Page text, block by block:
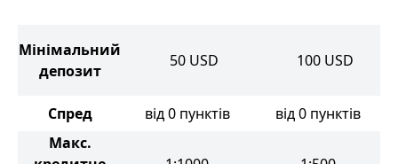
Мінімальний
депозит
50 USD 100 USD
Спред від 0 пунктів
від 0 пунктів
Макс.